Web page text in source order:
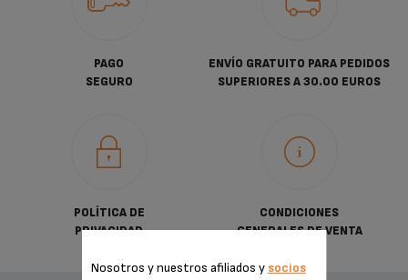
PAGO
SEGURO
ENVÍO GRATUITO PARA PEDIDOS
SUPERIORES A 30.00 EUROS
POLÍTICA DE
PRIVACIDAD
CONDICIONES
GENERALES DE VENTA
Nosotros y nuestros afiliados y socios